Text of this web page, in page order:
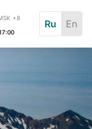
+8 Ru En